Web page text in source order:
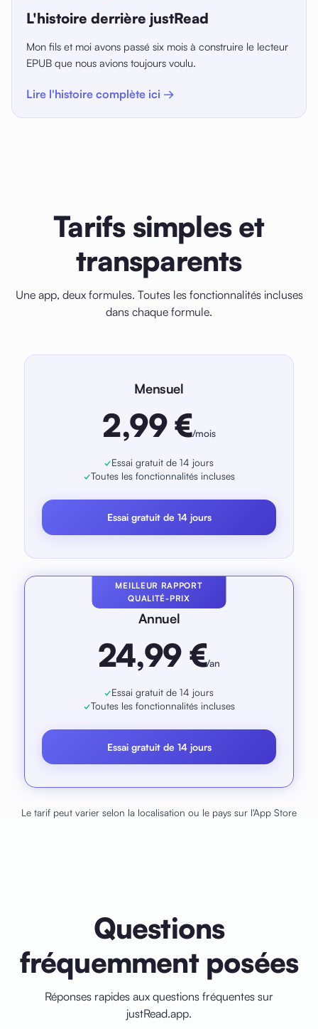
L'histoire derrière justRead
Mon fils et moi avons passé six mois à construire le lecteur
EPUB que nous avions toujours voulu.
Lire l'histoire complète ici →
Tarifs simples et
transparents
Une app, deux formules. Toutes les fonctionnalités incluses
dans chaque formule.
Mensuel
2,99 €/mois
Essai gratuit de 14 jours
Toutes les fonctionnalités incluses
Essai gratuit de 14 jours
MEILLEUR RAPPORT
QUALITÉ-PRIX
Annuel
24,99 €/an
Essai gratuit de 14 jours
Toutes les fonctionnalités incluses
Essai gratuit de 14 jours
Le tarif peut varier selon la localisation ou le pays sur l'App Store
Questions
fréquemment posées
Réponses rapides aux questions fréquentes sur
justRead.app.